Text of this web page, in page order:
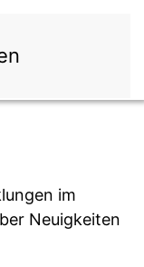
im
Neuigkeiten